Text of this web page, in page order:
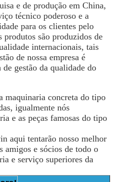
e de produção em China,
técnico poderoso e a
para os clientes pelo
são produzidos de
internacionais, tais
de nossa empresa é
gestão da qualidade do
maquinaria concreta do tipo
igualmente nós
e as peças famosas do tipo
aqui tentarão nosso melhor
amigos e sócios de todo o
e serviço superiores da